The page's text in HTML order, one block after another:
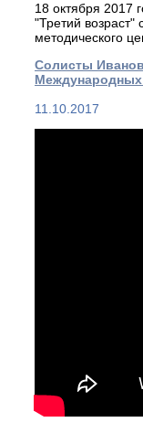
18 октября 2017
"Третий возраст"
методического
Солисты
11.10.2017